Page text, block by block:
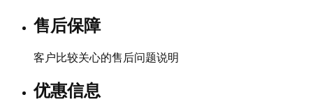
售后保障
客户比较关心的售后问题说明
优惠信息